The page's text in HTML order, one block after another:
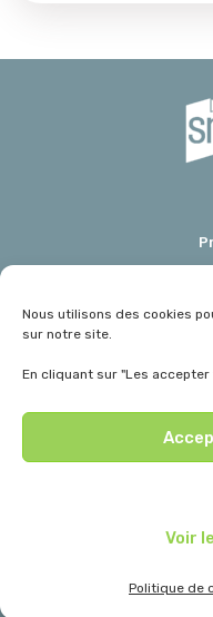
Nous utilisons des cookies
sur notre site.
En cliquant sur "Les
Voir
Politique de